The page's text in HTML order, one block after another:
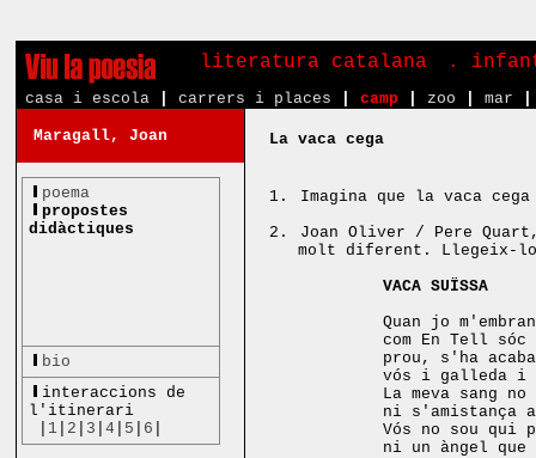
literatura catalana .
casa i escola carrers i places camp zoo mar
Maragall, Joan
poema
propostes
didàctiques
bio
interaccions de
l'itinerari
1 2 3 |4 5 6
La vaca cega
1.
Imagina que la vaca
2.
Joan Oliver / Pere
molt diferent. Llegeix-lo
VACA SUÏSSA
Quan jo
com En Tell
prou, s'ha
vós i galleda i
La meva sang
ni s'amistança
Vós no sou qui
ni un àngel que